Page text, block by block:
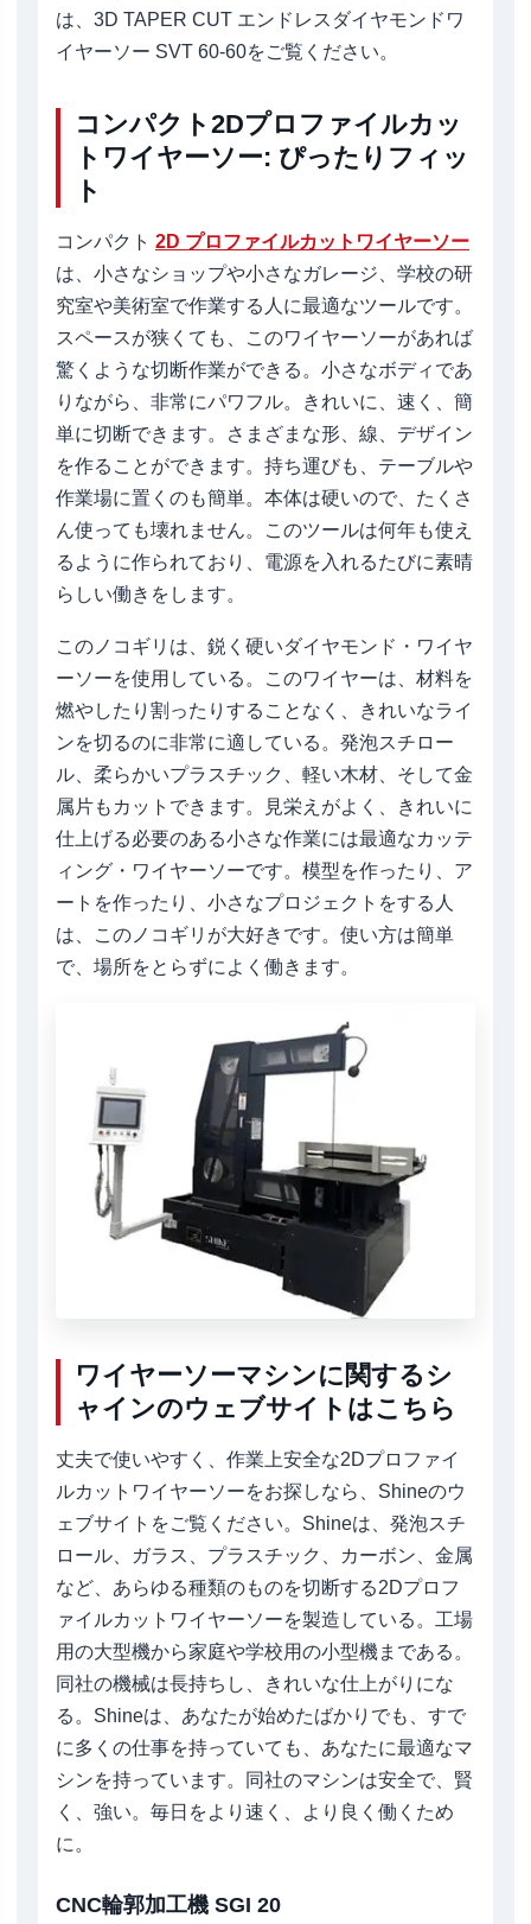
は、3D TAPER CUT エンドレスダイヤモンドワ
イヤーソー SVT 60-60をご覧ください。
コンパクト2Dプロファイルカッ
トワイヤーソー: ぴったりフィッ
ト
コンパクト 2D プロファイルカットワイヤーソー
は、小さなショップや小さなガレージ、学校の研
究室や美術室で作業する人に最適なツールです。
スペースが狭くても、このワイヤーソーがあれば
驚くような切断作業ができる。小さなボディであ
りながら、非常にパワフル。きれいに、速く、簡
単に切断できます。さまざまな形、線、デザイン
を作ることができます。持ち運びも、テーブルや
作業場に置くのも簡単。本体は硬いので、たくさ
ん使っても壊れません。このツールは何年も使え
るように作られており、電源を入れるたびに素晴
らしい働きをします。
このノコギリは、鋭く硬いダイヤモンド・ワイヤ
ーソーを使用している。このワイヤーは、材料を
燃やしたり割ったりすることなく、きれいなライ
ンを切るのに非常に適している。発泡スチロー
ル、柔らかいプラスチック、軽い木材、そして金
属片もカットできます。見栄えがよく、きれいに
仕上げる必要のある小さな作業には最適なカッテ
ィング・ワイヤーソーです。模型を作ったり、ア
ートを作ったり、小さなプロジェクトをする人
は、このノコギリが大好きです。使い方は簡単
で、場所をとらずによく働きます。
ワイヤーソーマシンに関するシ
ャインのウェブサイトはこちら
丈夫で使いやすく、作業上安全な2Dプロファイ
ルカットワイヤーソーをお探しなら、Shineのウ
ェブサイトをご覧ください。Shineは、発泡スチ
ロール、ガラス、プラスチック、カーボン、金属
など、あらゆる種類のものを切断する2Dプロフ
ァイルカットワイヤーソーを製造している。工場
用の大型機から家庭や学校用の小型機まである。
同社の機械は長持ちし、きれいな仕上がりにな
る。Shineは、あなたが始めたばかりでも、すで
に多くの仕事を持っていても、あなたに最適なマ
シンを持っています。同社のマシンは安全で、賢
く、強い。毎日をより速く、より良く働くため
に。
CNC輪郭加工機 SGI 20